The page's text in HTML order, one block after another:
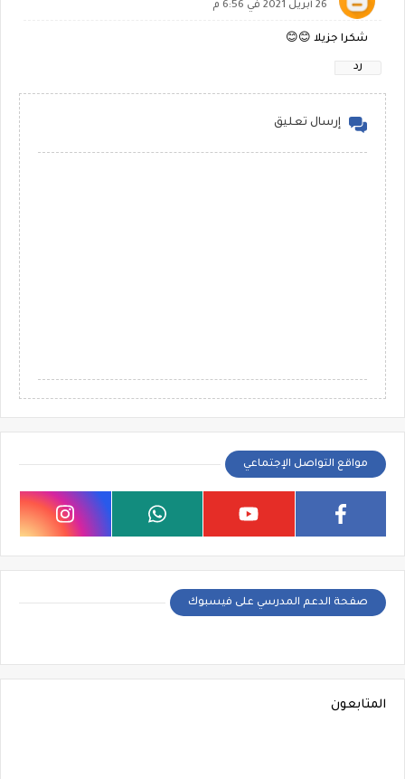
26 أبريل 2021 في 6:56 م
شكرا جزيلا 😊😊
رد
إرسال تعليق
مواقع التواصل الإجتماعي
صفحة الدعم المدرسي على فيسبوك
المتابعون